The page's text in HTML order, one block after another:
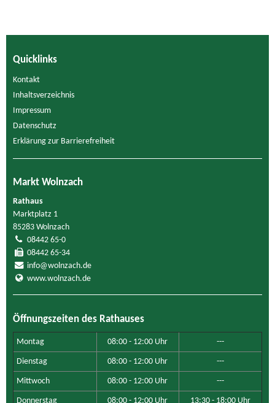
Quicklinks
Kontakt
Inhaltsverzeichnis
Impressum
Datenschutz
Erklärung zur Barrierefreiheit
Markt Wolnzach
Rathaus
Marktplatz 1
85283 Wolnzach
08442 65-0
08442 65-34
info@wolnzach.de
www.wolnzach.de
Öffnungszeiten des Rathauses
Montag 08:00 - 12:00 Uhr ---
Dienstag 08:00 - 12:00 Uhr ---
Mittwoch 08:00 - 12:00 Uhr ---
Donnerstag 08:00 - 12:00 Uhr 13:30 - 18:00 Uhr